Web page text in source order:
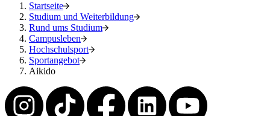
Startseite
Studium und Weiterbildung
Rund ums Studium
Campusleben
Hochschulsport
Sportangebot
Aikido